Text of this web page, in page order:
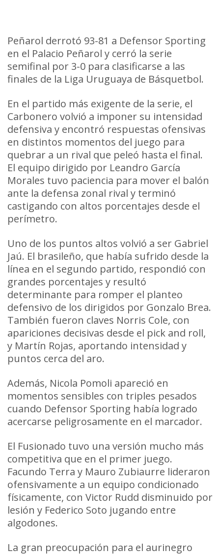
Peñarol derrotó 93-81 a Defensor Sporting
en el Palacio Peñarol y cerró la serie
semifinal por 3-0 para clasificarse a las
finales de la Liga Uruguaya de Básquetbol.
En el partido más exigente de la serie, el
Carbonero volvió a imponer su intensidad
defensiva y encontró respuestas ofensivas
en distintos momentos del juego para
quebrar a un rival que peleó hasta el final.
El equipo dirigido por Leandro García
Morales tuvo paciencia para mover el balón
ante la defensa zonal rival y terminó
castigando con altos porcentajes desde el
perímetro.
Uno de los puntos altos volvió a ser Gabriel
Jaú. El brasileño, que había sufrido desde la
línea en el segundo partido, respondió con
grandes porcentajes y resultó
determinante para romper el planteo
defensivo de los dirigidos por Gonzalo Brea.
También fueron claves Norris Cole, con
apariciones decisivas desde el pick and roll,
y Martín Rojas, aportando intensidad y
puntos cerca del aro.
Además, Nicola Pomoli apareció en
momentos sensibles con triples pesados
cuando Defensor Sporting había logrado
acercarse peligrosamente en el marcador.
El Fusionado tuvo una versión mucho más
competitiva que en el primer juego.
Facundo Terra y Mauro Zubiaurre lideraron
ofensivamente a un equipo condicionado
físicamente, con Victor Rudd disminuido por
lesión y Federico Soto jugando entre
algodones.
La gran preocupación para el aurinegro